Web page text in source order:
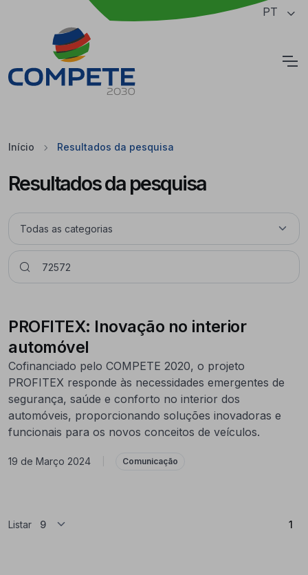
Saltar para o conteúdo principal da página PT
Início Resultados da pesquisa
Resultados da pesquisa
PROFITEX: Inovação no interior
automóvel
Cofinanciado pelo COMPETE 2020, o projeto
PROFITEX responde às necessidades emergentes de
segurança, saúde e conforto no interior dos
automóveis, proporcionando soluções inovadoras e
funcionais para os novos conceitos de veículos.
19 de Março 2024 Comunicação
Listar 1